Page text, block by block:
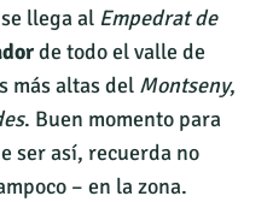
llega al Empedrat de
de todo el valle de
más altas del Montseny,
. Buen momento para
ser así, recuerda no
– en la zona.